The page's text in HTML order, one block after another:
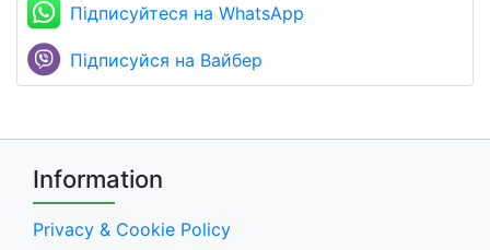
Підписуйтеся на WhatsApp
Підписуйся на Вайбер
Information
Privacy & Cookie Policy